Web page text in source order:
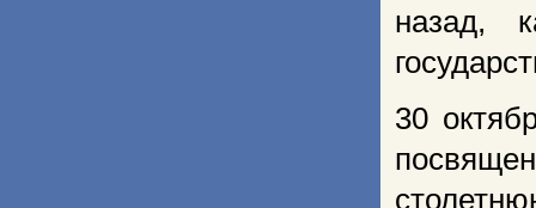
назад,
30